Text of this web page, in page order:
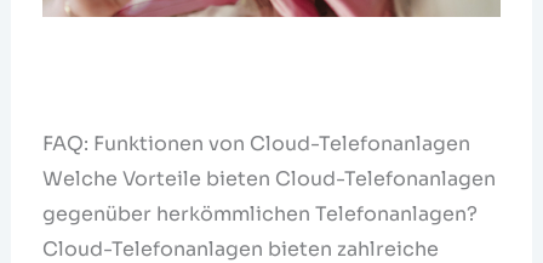
FAQ: Funktionen von Cloud-Telefonanlagen
Welche Vorteile bieten Cloud-Telefonanlagen
gegenüber herkömmlichen Telefonanlagen?
Cloud-Telefonanlagen bieten zahlreiche